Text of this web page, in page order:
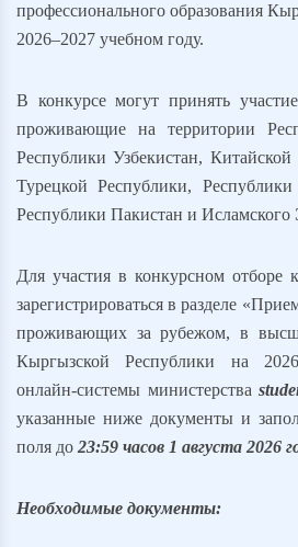
профессионального образования
2026–2027 учебном году.
В конкурсе могут принять
проживающие на территории
Республики Узбекистан,
Турецкой Республики,
Республики Пакистан и
Для участия в конкурсном отборе
зарегистрироваться в разделе
проживающих за рубежом, в
Кыргызской Республики на
онлайн-системы министерства
указанные ниже документы и
поля до 23:59 часов 1 августа 2026
Необходимые документы: